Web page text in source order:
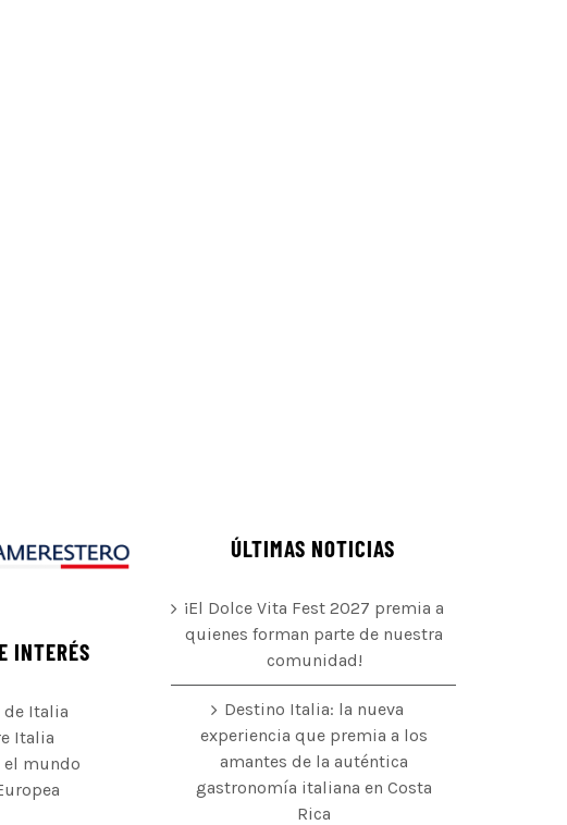
INTERÉS
de Italia
Italia
el mundo
ÚLTIMAS NOTICIAS
¡El Dolce Vita Fest 2027 premia a
quienes forman parte de nuestra
comunidad!
Destino Italia: la nueva
experiencia que premia a los
amantes de la auténtica
gastronomía italiana en Costa
Rica